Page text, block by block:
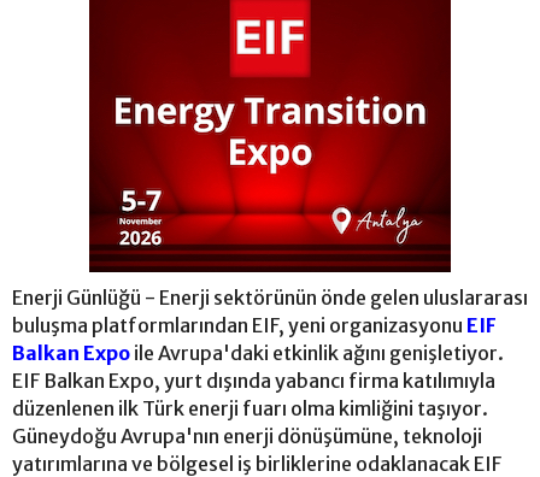
Enerji Günlüğü - Enerji sektörünün önde gelen uluslararası
buluşma platformlarından EIF, yeni organizasyonu EIF
Balkan Expo ile Avrupa'daki etkinlik ağını genişletiyor.
EIF Balkan Expo, yurt dışında yabancı firma katılımıyla
düzenlenen ilk Türk enerji fuarı olma kimliğini taşıyor.
Güneydoğu Avrupa'nın enerji dönüşümüne, teknoloji
yatırımlarına ve bölgesel iş birliklerine odaklanacak EIF